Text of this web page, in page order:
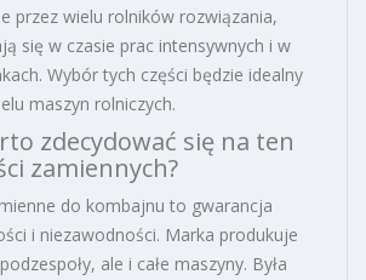
przez wielu rolników rozwiązania,
się w czasie prac intensywnych i w
. Wybór tych części będzie idealny
maszyn rolniczych.
zdecydować się na ten
zamiennych?
do kombajnu to gwarancja
i niezawodności. Marka produkuje
ale i całe maszyny. Była